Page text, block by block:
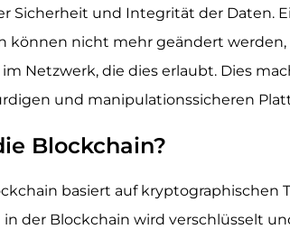
Sicherheit und Integrität der Daten.
können nicht mehr geändert werden,
Netzwerk, die dies erlaubt. Dies
und manipulationssicheren
Blockchain?
basiert auf kryptographischen
der Blockchain wird verschlüsselt